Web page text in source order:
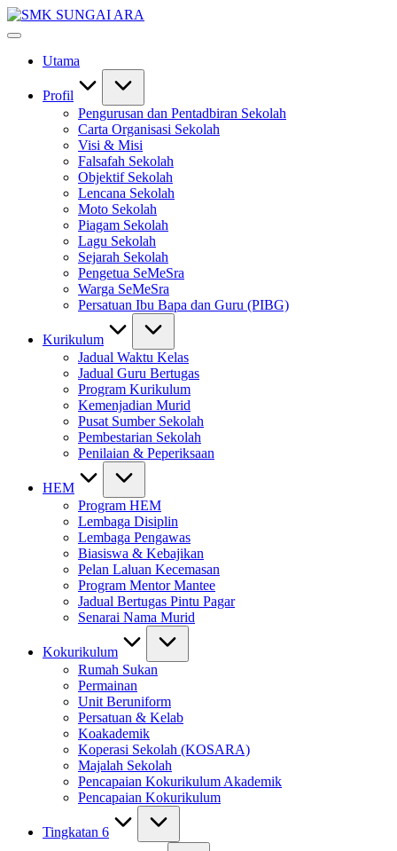
Skip
to
#KetekunanNadiKecemerlangan
#SeMeSradiHati
Utama
Profil
Pengurusan dan Pentadbiran Sekolah
Carta Organisasi Sekolah
Visi & Misi
Falsafah Sekolah
Objektif Sekolah
Lencana Sekolah
Moto Sekolah
Piagam Sekolah
Lagu Sekolah
Sejarah Sekolah
Pengetua SeMeSra
Warga SeMeSra
Persatuan Ibu Bapa dan Guru (PIBG)
Kurikulum
Jadual Waktu Kelas
Jadual Guru Bertugas
Program Kurikulum
Kemenjadian Murid
Pusat Sumber Sekolah
Pembestarian Sekolah
Penilaian & Peperiksaan
HEM
Program HEM
Lembaga Disiplin
Lembaga Pengawas
Biasiswa & Kebajikan
Pelan Laluan Kecemasan
Program Mentor Mantee
Jadual Bertugas Pintu Pagar
Senarai Nama Murid
Kokurikulum
Rumah Sukan
Permainan
Unit Beruniform
Persatuan & Kelab
Koakademik
Koperasi Sekolah (KOSARA)
Majalah Sekolah
Pencapaian Kokurikulum Akademik
Pencapaian Kokurikulum
Tingkatan 6